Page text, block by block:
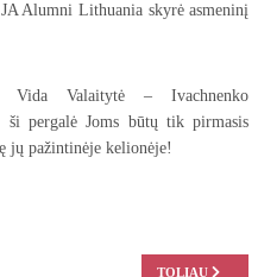
Alumni Lithuania skyrė asmeninį
Vida Valaitytė – Ivachnenko
pergalė Joms būtų tik pirmasis
jų pažintinėje kelionėje!
– VERTINGA PATIRTIS
KITAS
TOLIAU